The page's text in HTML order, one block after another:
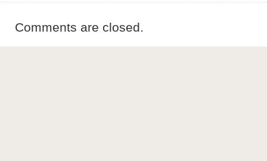
Comments are closed.